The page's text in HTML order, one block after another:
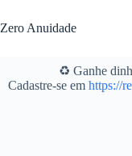
para
o
Zero Anuidade
♻️ Ganhe
Cadastre-se em https://